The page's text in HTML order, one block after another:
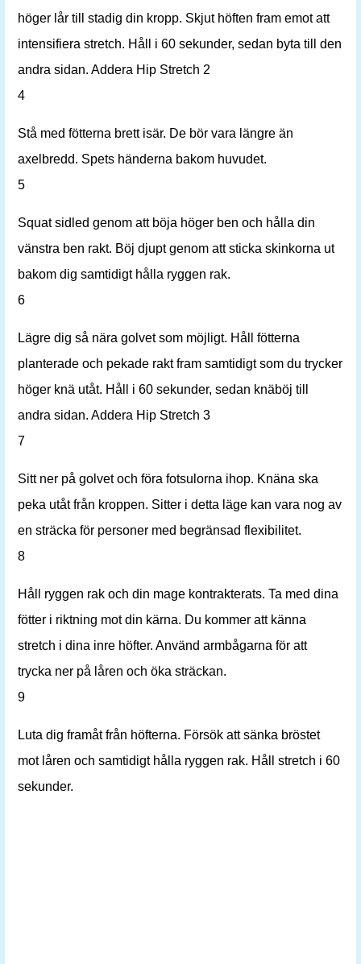
höger lår till stadig din kropp. Skjut höften fram emot att
intensifiera stretch. Håll i 60 sekunder, sedan byta till den
andra sidan. Addera Hip Stretch 2
4
Stå med fötterna brett isär. De bör vara längre än
axelbredd. Spets händerna bakom huvudet.
5
Squat sidled genom att böja höger ben och hålla din
vänstra ben rakt. Böj djupt genom att sticka skinkorna ut
bakom dig samtidigt hålla ryggen rak.
6
Lägre dig så nära golvet som möjligt. Håll fötterna
planterade och pekade rakt fram samtidigt som du trycker
höger knä utåt. Håll i 60 sekunder, sedan knäböj till
andra sidan. Addera Hip Stretch 3
7
Sitt ner på golvet och föra fotsulorna ihop. Knäna ska
peka utåt från kroppen. Sitter i detta läge kan vara nog av
en sträcka för personer med begränsad flexibilitet.
8
Håll ryggen rak och din mage kontrakterats. Ta med dina
fötter i riktning mot din kärna. Du kommer att känna
stretch i dina inre höfter. Använd armbågarna för att
trycka ner på låren och öka sträckan.
9
Luta dig framåt från höfterna. Försök att sänka bröstet
mot låren och samtidigt hålla ryggen rak. Håll stretch i 60
sekunder.